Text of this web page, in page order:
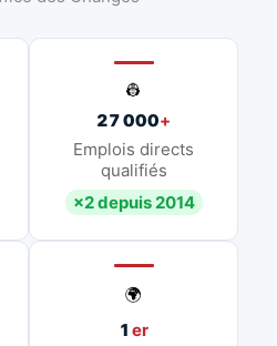
👷
27 000+
Emplois directs
qualifiés
×2 depuis 2014
🌍
1 er